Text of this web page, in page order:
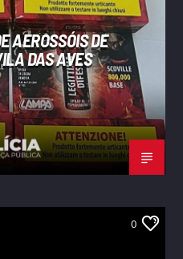
AEROSSÓIS DE
DAS AVES
0